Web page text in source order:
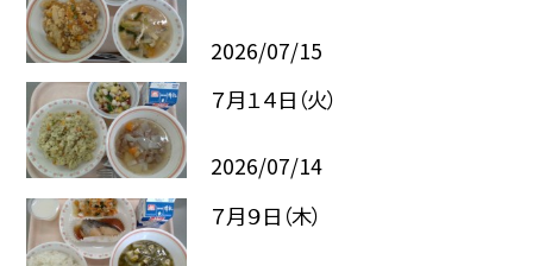
2026/07/15
７月１４日（火）
2026/07/14
７月９日（木）